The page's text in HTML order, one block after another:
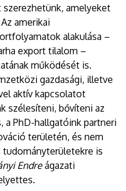
amelyeket
amerikai
alakulása –
export tilalom –
működését is.
gazdasági, illetve
aktív kapcsolatot
szélesíteni, bővíteni az
a PhD-hallgatóink partneri
területén, és nem
tudományterületekre is
Endreágazati